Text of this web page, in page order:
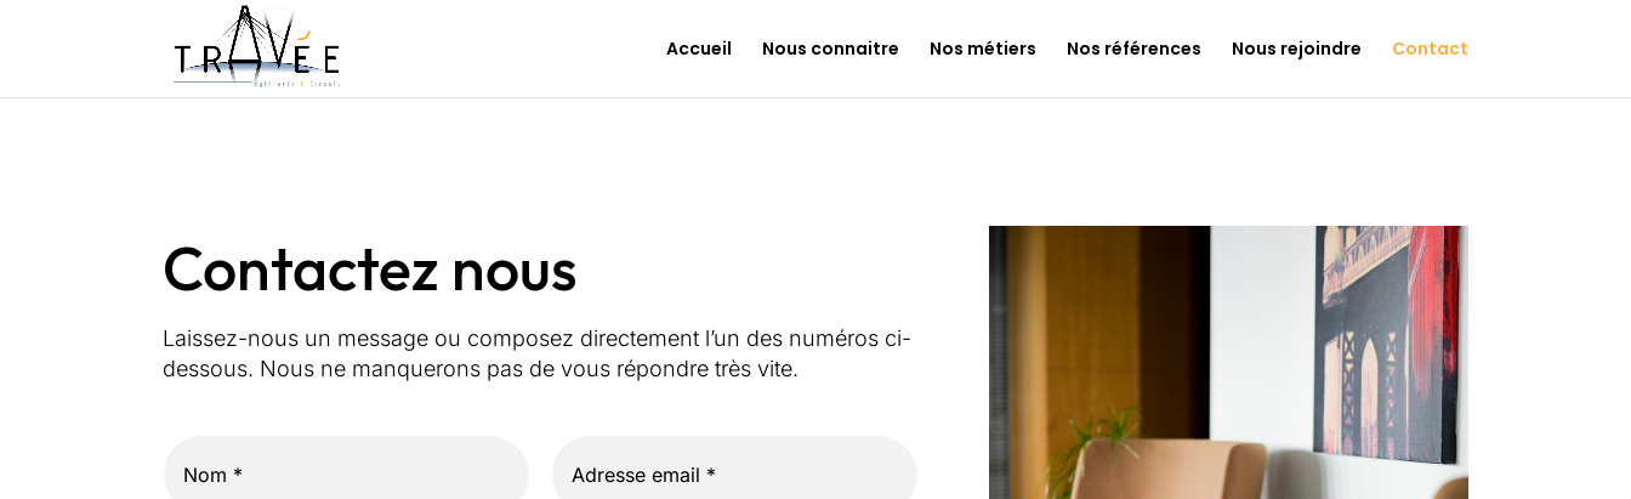
Accueil Nous connaitre Nos métiers Nos références Nous rejoindre Contact
Contactez nous
Laissez-nous un message ou composez directement l’un des numéros ci-
dessous. Nous ne manquerons pas de vous répondre très vite.